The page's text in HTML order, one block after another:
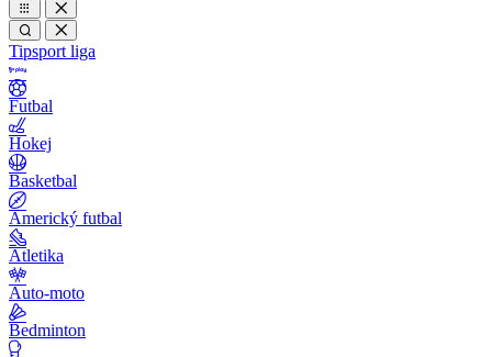
Tipsport liga
Futbal
Hokej
Basketbal
Americký futbal
Atletika
Auto-moto
Bedminton